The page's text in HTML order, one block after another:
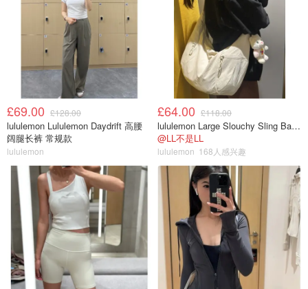
£69.00 £128.00
lululemon Lululemon Daydrift 高腰
阔腿长裤 常规款
lululemon
£64.00 £118.00
lululemon Large Slouchy Sling Bag 13L
@LL不是LL
lululemon 168人感兴趣